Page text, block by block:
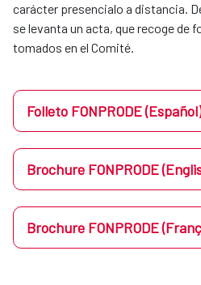
carácter presencialo a distancia.
se levanta un acta, que recoge de
tomados en el Comité.
Folleto FONPRODE (Español)
Brochure FONPRODE
Brochure FONPRODE